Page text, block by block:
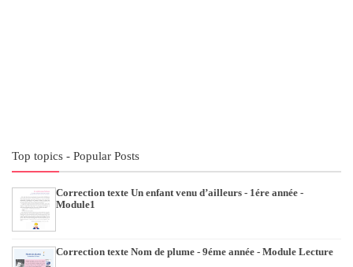
Top topics - Popular Posts
Correction texte Un enfant venu d’ailleurs - 1ére année -
Module1
Correction texte Nom de plume - 9éme année - Module Lecture